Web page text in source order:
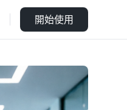
開始使用